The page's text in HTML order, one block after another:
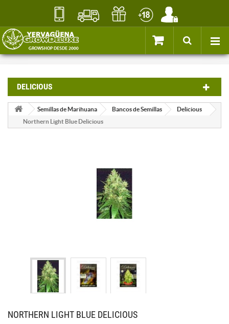
DELICIOUS
Semillas de Marihuana Bancos de Semillas
Delicious
Northern Light Blue Delicious
NORTHERN LIGHT BLUE DELICIOUS